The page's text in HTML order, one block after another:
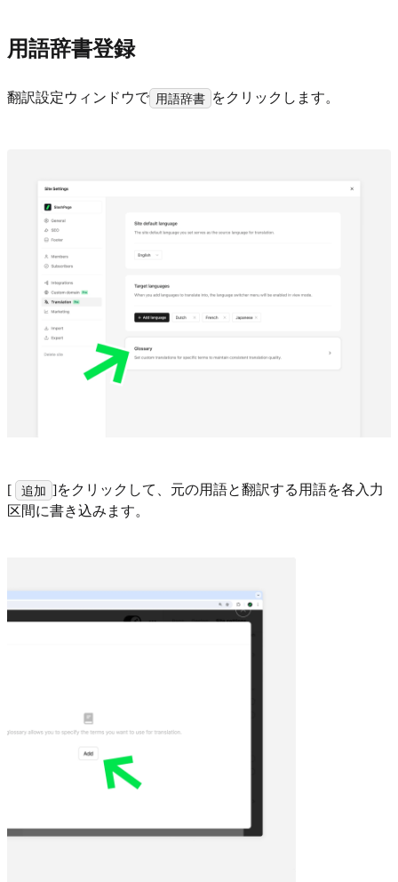
用語辞書登録
翻訳設定ウィンドウで 用語辞書 をクリックします。
[ 追加 ]をクリックして、元の用語と翻訳する用語を各入力
区間に書き込みます。